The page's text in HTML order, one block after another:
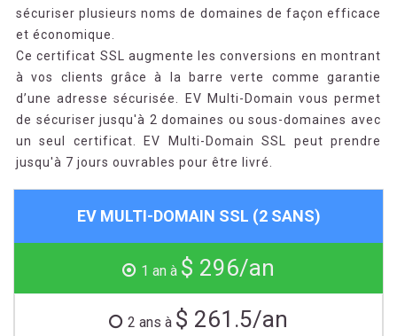
sécuriser plusieurs noms de domaines de façon efficace
et économique.
Ce certificat SSL augmente les conversions en montrant
à vos clients grâce à la barre verte comme garantie
d’une adresse sécurisée. EV Multi-Domain vous permet
de sécuriser jusqu'à 2 domaines ou sous-domaines avec
un seul certificat. EV Multi-Domain SSL peut prendre
jusqu'à 7 jours ouvrables pour être livré.
EV MULTI-DOMAIN SSL (2 SANS)
1 an à $ 296/an
2 ans à $ 261.5/an